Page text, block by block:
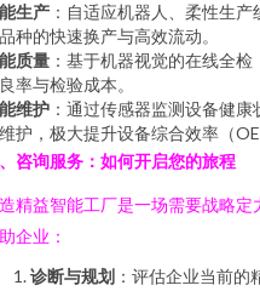
生产 ：自适应机器人、柔性生
种的快速换产与高效流动。
质量 ：基于机器视觉的在线全
率与检验成本。
维护 ：通过传感器监测设备健
护，极大提升设备综合效率（
咨询服务：如何开启您的旅程
精益智能工厂是一场需要战略
企业：
诊断与规划 ：评估企业当前